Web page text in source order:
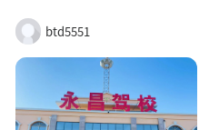
一考场 + 科三第七考场，通
过率高、拿本快。青岛大增
驾校地址（2 个场地）总部 /
报名处：即墨区鹤山路 857
号（交警大队西 198 米）主
训练场 / 考场：即墨区青威
btd5551